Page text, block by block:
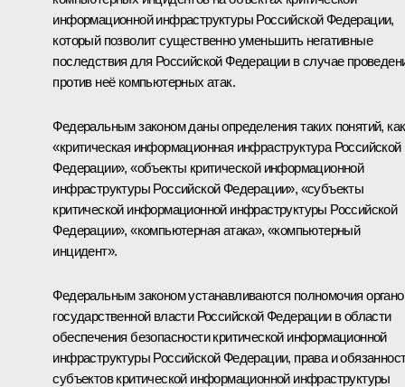
информационной инфраструктуры Российской Федерации,
который позволит существенно уменьшить негативные
последствия для Российской Федерации в случае
против неё компьютерных атак.
Федеральным законом даны определения таких понятий, как
«критическая информационная инфраструктура Российской
Федерации», «объекты критической информационной
инфраструктуры Российской Федерации», «субъекты
критической информационной инфраструктуры Российской
Федерации», «компьютерная атака», «компьютерный
инцидент».
Федеральным законом устанавливаются полномочия
государственной власти Российской Федерации в области
обеспечения безопасности критической информационной
инфраструктуры Российской Федерации, права и
субъектов критической информационной инфраструктуры